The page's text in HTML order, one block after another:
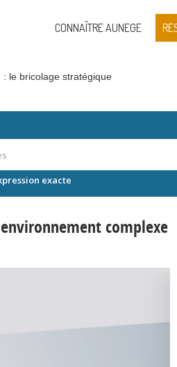
CONNAÎTRE AUNEGE
le bricolage stratégique
exacte
complexe